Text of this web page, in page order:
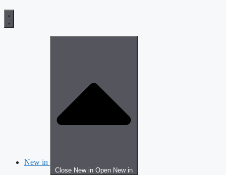
New in
Close New in Open New in